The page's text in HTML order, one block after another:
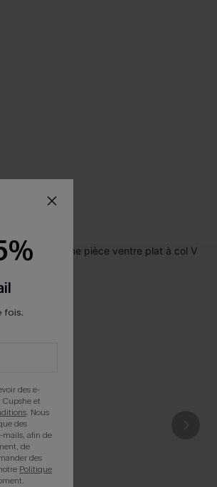
fois.
des e-
et
. Nous
des
mails, afin de
de
des
Politique